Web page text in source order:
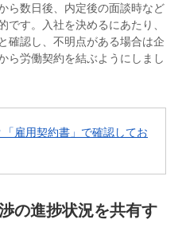
ら数日後、内定後の面談時など
です。入社を決めるにあたり、
確認し、不明点がある場合は企
ら労働契約を結ぶようにしまし
「雇用契約書」で確認してお
の進捗状況を共有す